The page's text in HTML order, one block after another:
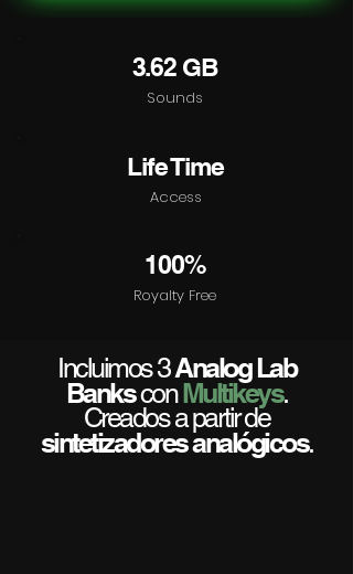
3.62 GB
Sounds
Life Time
Access
100%
Royalty Free
Incluimos 3Analog Lab
BanksconMultikeys.
Creados a partir de
sintetizadores analógicos.